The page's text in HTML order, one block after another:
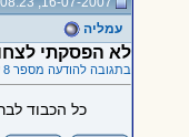
עמליה
לא הפסקתי
בתגובה להודעה מספר 8
כל הכבוד